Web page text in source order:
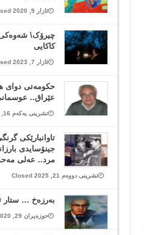
ئازار 9, 2020 Closed
چیرۆک\
کاکایی
ئازار 7, 2023 Closed
حکومەتی دوای
عێراق..
تشرینی یەکەم 16, 2025 Closed
تاوانبارێكی
جینۆسایدی
مرد.. عەلی
تشرینی دووەم 21, 2025 Closed
به‌رزه‌خ … ستار
حوزەیران 29, 2020 Closed